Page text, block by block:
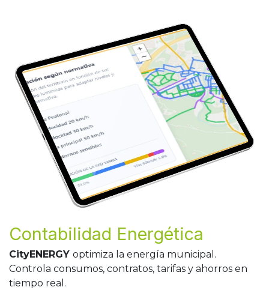
Contabilidad Energética
CityENERGY optimiza la energía municipal.
Controla consumos, contratos, tarifas y ahorros en
tiempo real.